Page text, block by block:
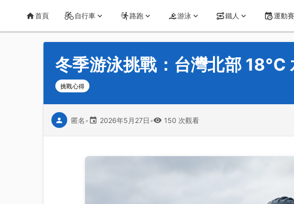
CT Yeh 公路車基地
首頁 自行車 路跑 游泳 鐵人 運動
運動知識 詳情
冬季游泳挑戰：台灣北部 18°C
挑戰心得
匿名 • 2026年5月27日 • 150 次觀看